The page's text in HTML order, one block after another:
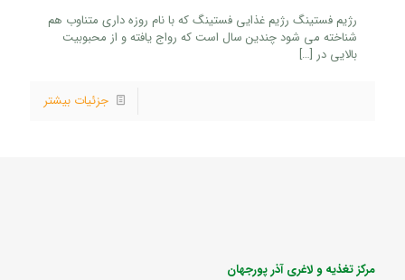
رژیم فستینگ رژیم غذایی فستینگ که با نام روزه داری متناوب هم
شناخته می شود چندین سال است که رواج یافته و از محبوبیت
بالایی در […]
جزئیات بیشتر
مرکز تغذیه و لاغری آذر پورجهان